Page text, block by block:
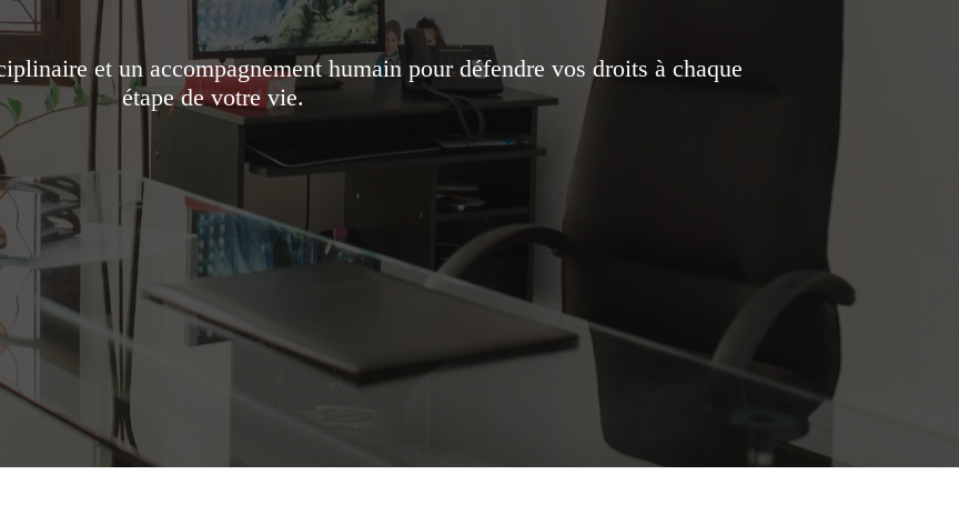
et un accompagnement humain pour défendre vos droits à chaque
étape de votre vie.